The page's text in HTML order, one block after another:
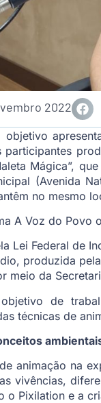
2022
Mágica”,
(Avenida
no mesmo
A Voz do Povo
Lei Federal de
produzida
meio da
de
técnicas de
animação na
vivências,
o Pixilation e a